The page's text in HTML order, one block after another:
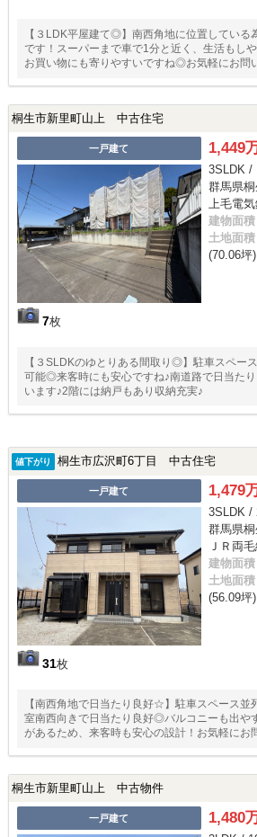
【３LDK平屋建て◎】南西角地に位置している
です！スーパーまで車で1分と近く、生活もし
お買い物にも寄りやすいですね◎お気軽にお問
桐生市新里町山上 中古住宅
一戸建て
7枚
1,449
3SLDK /
群馬県
上毛電
建物面積
土地面積
(70.06坪)
【３SLDKのゆとりある間取り◎】駐車スペー
可能◎来客時にも安心ですね♪南道路で日当た
います♪2階には納戸もあり収納充実♪
値下がり 桐生市広沢町6丁目 中古住宅
一戸建て
31枚
1,479
3SLDK /
群馬県
ＪＲ両
建物面積
土地面積
(56.09坪)
【南西角地で日当たり良好☆】駐車スペース
室南西向きで日当たり良好◎バルコニーも出や
があるため、来客時も安心の設計！お気軽に
桐生市新里町山上 中古物件
一戸建て 1,480